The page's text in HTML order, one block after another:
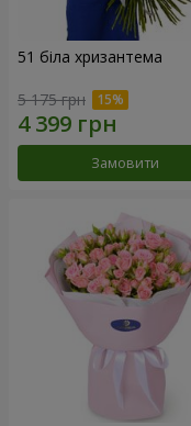
51 біла хризантема
5 175 грн
Замовити